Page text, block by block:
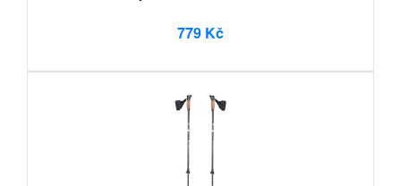
779 Kč